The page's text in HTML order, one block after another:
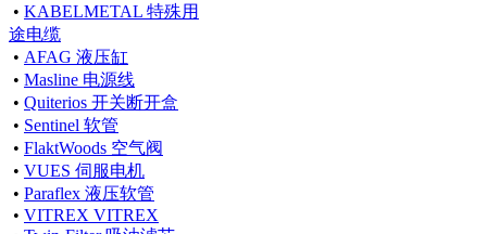
• KABELMETAL 特殊用
途电缆
• AFAG 液压缸
• Masline 电源线
• Quiterios 开关断开盒
• Sentinel 软管
• FlaktWoods 空气阀
• VUES 伺服电机
• Paraflex 液压软管
• VITREX VITREX